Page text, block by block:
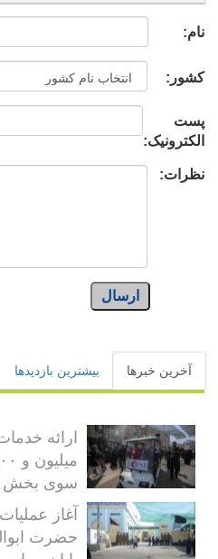
نام:
کشور:
پست
الکترونیک:
نظرات:
ارسال
آخرین خبرها بیشترین بازدیدها
سوی بخش
آغاز
حضرت